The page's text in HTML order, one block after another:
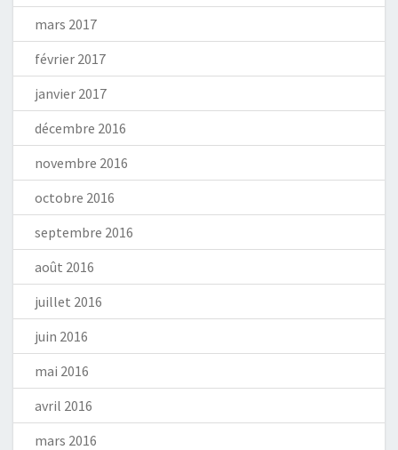
mars 2017
février 2017
janvier 2017
décembre 2016
novembre 2016
octobre 2016
septembre 2016
août 2016
juillet 2016
juin 2016
mai 2016
avril 2016
mars 2016